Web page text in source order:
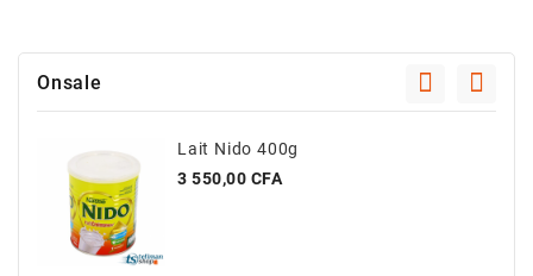
Tablettes
Electronique
Onsale
Lait Nido 400g
Prix
3 550,00 CFA